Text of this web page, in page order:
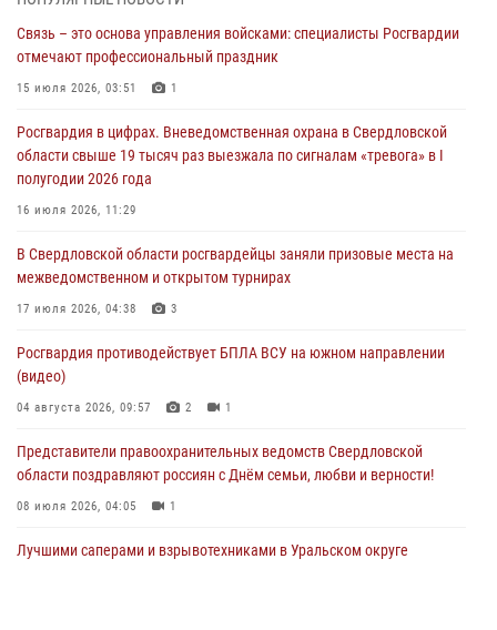
Представитель Управления Росгвардии по Свердловской области
«Телекон»
В Свердловской области росгвардейцы стали призерами
29 июля 2026, 12:30
Православные священники поддержали росгвардейцев в зоне СВО
Связь – это основа управления войсками: специалисты Росгвардии
отмечают профессиональный праздник
15 июля 2026, 03:51 1
Росгвардия в цифрах. Вневедомственная охрана в Свердловской
области свыше 19 тысяч раз выезжала по сигналам «тревога» в I
полугодии 2026 года
16 июля 2026, 11:29
В Свердловской области росгвардейцы заняли призовые места на
межведомственном и открытом турнирах
17 июля 2026, 04:38 3
Росгвардия противодействует БПЛА ВСУ на южном направлении
(видео)
04 августа 2026, 09:57 2 1
Представители правоохранительных ведомств Свердловской
области поздравляют россиян с Днём семьи, любви и верности!
08 июля 2026, 04:05 1
Лучшими саперами и взрывотехниками в Уральском округе